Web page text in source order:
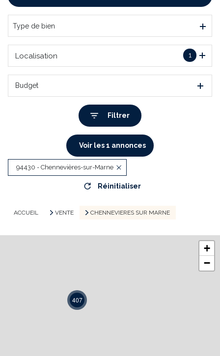
De l'immo pro
Type de bien
1
Localisation
Budget
Filtrer
Voir les1 annonces
94430 - Chennevières-sur-Marne
Réinitialiser
ACCUEIL VENTE CHENNEVIERES SUR MARNE
407
+
−